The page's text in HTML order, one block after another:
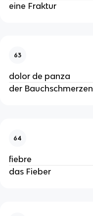
eine Fraktur
63
dolor de panza
der Bauchschmerzen
64
fiebre
das Fieber